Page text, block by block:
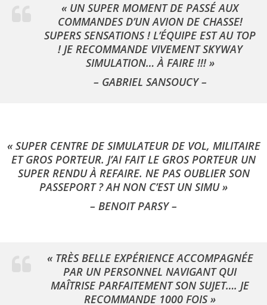
« UN SUPER MOMENT DE PASSÉ AUX
COMMANDES D’UN AVION DE CHASSE!
SUPERS SENSATIONS ! L’ÉQUIPE EST AU TOP
! JE RECOMMANDE VIVEMENT SKYWAY
SIMULATION… À FAIRE !!! »
– GABRIEL SANSOUCY –
« SUPER CENTRE DE SIMULATEUR DE VOL, MILITAIRE
ET GROS PORTEUR. J’AI FAIT LE GROS PORTEUR UN
SUPER RENDU À REFAIRE. NE PAS OUBLIER SON
PASSEPORT ? AH NON C’EST UN SIMU »
– BENOIT PARSY –
« TRÈS BELLE EXPÉRIENCE ACCOMPAGNÉE
PAR UN PERSONNEL NAVIGANT QUI
MAÎTRISE PARFAITEMENT SON SUJET…. JE
RECOMMANDE 1000 FOIS »